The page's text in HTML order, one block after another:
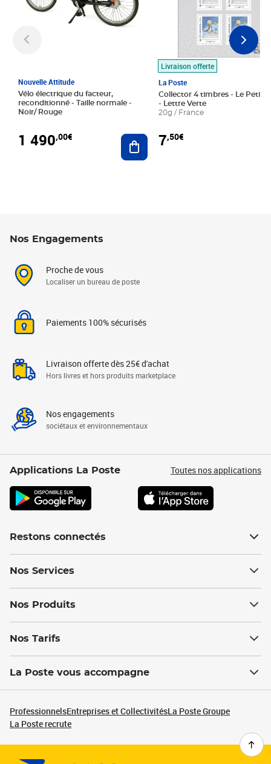
Nouvelle Attitude
Vélo électrique du facteur,
reconditionné - Taille normale -
Noir/ Rouge
1 490,00€ Ajouter au panier
Livraison offerte
La Poste
Collector 4 timbres - Le Petit
- Lettre Verte
20g / France
7,50€
Nos Engagements
Proche de vous
Localiser un bureau de poste
Paiements 100% sécurisés
Livraison offerte dès 25€ d'achat
Hors livres et hors produits marketplace
Nos engagements
sociétaux et environnementaux
Applications La Poste Toutes nos applications
Restons connectés
Nos Services
Nos Produits
Nos Tarifs
La Poste vous accompagne
ProfessionnelsEntreprises et CollectivitésLa Poste Groupe
La Poste recrute